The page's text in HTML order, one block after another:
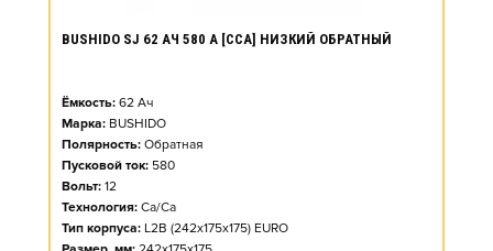
BUSHIDO SJ 62 АЧ 580 А [CCA] НИЗКИЙ ОБРАТНЫЙ
Ёмкость: 62 Ач
Марка: BUSHIDO
Полярность: Обратная
Пусковой ток: 580
Вольт: 12
Технология: Ca/Ca
Тип корпуса: L2B (242x175x175) EURO